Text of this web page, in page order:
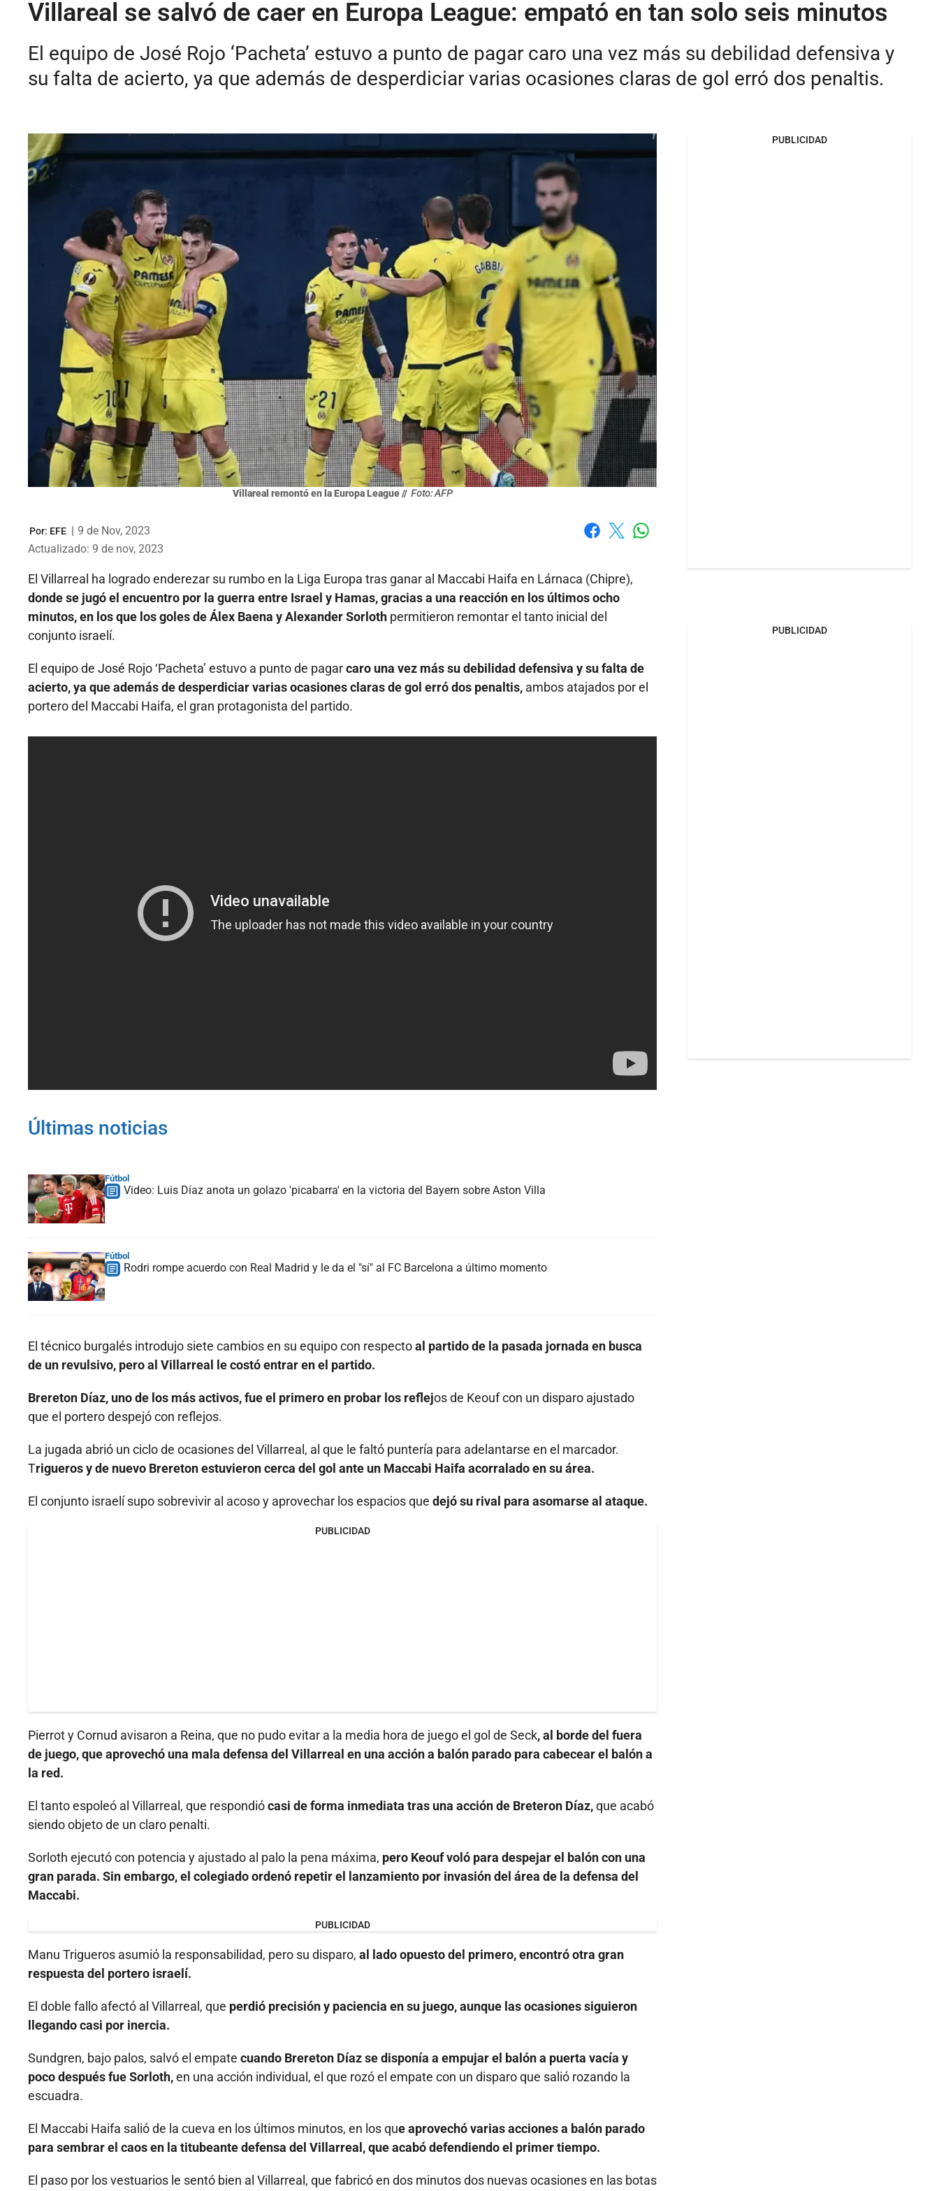
Villareal se salvó de caer en Europa League: empató en tan solo seis minutos
El equipo de José Rojo ‘Pacheta’ estuvo a punto de pagar caro una vez más su debilidad defensiva y
su falta de acierto, ya que además de desperdiciar varias ocasiones claras de gol erró dos penaltis.
Villareal remontó en la Europa League // Foto: AFP
Por: EFE | 9 de Nov, 2023
Actualizado: 9 de nov, 2023
El Villarreal ha logrado enderezar su rumbo en la Liga Europa tras ganar al Maccabi Haifa en Lárnaca (Chipre),
donde se jugó el encuentro por la guerra entre Israel y Hamas, gracias a una reacción en los últimos ocho
minutos, en los que los goles de Álex Baena y Alexander Sorloth permitieron remontar el tanto inicial del
conjunto israelí.
El equipo de José Rojo ‘Pacheta’ estuvo a punto de pagarcaro una vez más su debilidad defensiva y su falta de
acierto, ya que además de desperdiciar varias ocasiones claras de gol erró dos penaltis, ambos atajados por el
portero del Maccabi Haifa, el gran protagonista del partido.
Últimas noticias
Fútbol
Video: Luis Díaz anota un golazo 'picabarra' en la victoria del Bayern sobre Aston Villa
Fútbol
Rodri rompe acuerdo con Real Madrid y le da el "sí" al FC Barcelona a último momento
El técnico burgalés introdujo siete cambios en su equipo con respectoal partido de la pasada jornada en busca
de un revulsivo, pero al Villarreal le costó entrar en el partido.
Brereton Díaz, uno de los más activos, fue el primero en probar los reflejos de Keouf con un disparo ajustado
que el portero despejó con reflejos.
La jugada abrió un ciclo de ocasiones del Villarreal, al que le faltó puntería para adelantarse en el marcador.
Trigueros y de nuevo Brereton estuvieron cerca del gol ante un Maccabi Haifa acorralado en su área.
El conjunto israelí supo sobrevivir al acoso y aprovechar los espacios que dejó su rival para asomarse al ataque.
PUBLICIDAD
Pierrot y Cornud avisaron a Reina, que no pudo evitar a la media hora de juego el gol de Seck, al borde del fuera
de juego, que aprovechó una mala defensa del Villarreal en una acción a balón parado para cabecear el balón a
la red.
El tanto espoleó al Villarreal, que respondiócasi de forma inmediata tras una acción de Breteron Díaz,que acabó
siendo objeto de un claro penalti.
Sorloth ejecutó con potencia y ajustado al palo la pena máxima, pero Keouf voló para despejar el balón con una
gran parada. Sin embargo, el colegiado ordenó repetir el lanzamiento por invasión del área de la defensa del
Maccabi.
PUBLICIDAD
Manu Trigueros asumió la responsabilidad, pero su disparo, al lado opuesto del primero, encontró otra gran
respuesta del portero israelí.
El doble fallo afectó al Villarreal, que perdió precisión y paciencia en su juego, aunque las ocasiones siguieron
llegando casi por inercia.
Sundgren, bajo palos, salvó el empate cuando Brereton Díaz se disponía a empujar el balón a puerta vacía y
poco después fue Sorloth,en una acción individual, el que rozó el empate con un disparo que salió rozando la
escuadra.
El Maccabi Haifa salió de la cueva en los últimos minutos, en los que aprovechó varias acciones a balón parado
para sembrar el caos en la titubeante defensa del Villarreal, que acabó defendiendo el primer tiempo.
El paso por los vestuarios le sentó bien al Villarreal, que fabricó en dos minutos dos nuevas ocasiones en las botas
PUBLICIDAD
PUBLICIDAD